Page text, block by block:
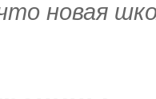
новая